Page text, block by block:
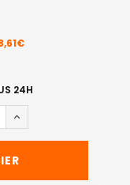
24H
LA QUANTITÉ DE
AUGMENTER LA